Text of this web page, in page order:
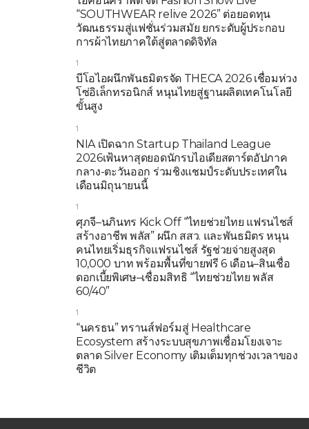
“SOUTHWEAR relive 2026” ต่อยอดทุน
วัฒนธรรมสู่แฟชั่นร่วมสมัย ยกระดับผู้ประกอบ
การผ้าไทยภาคใต้สู่ตลาดดิจิทัล
1
บีโอไอผนึกพันธมิตรจัด THECA 2026 เชื่อมห่วง
โซ่อิเล็กทรอนิกส์ หนุนไทยสู่ฐานผลิตเทคโนโลยี
ขั้นสูง
1
NIA เปิดฉาก Startup Thailand League
2026เฟ้นหาสุดยอดนักรบไอเดียสตาร์ตอัปภาค
กลาง-ตะวันออก ร่วมชิงแชมป์ระดับประเทศใน
เดือนมิถุนายนนี้
1
ศุภจี–นภินทร Kick Off “ไทยช่วยไทย แฟรนไชส์
สร้างอาชีพ พลัส” ผนึก สสว. และพันธมิตร หนุน
คนไทยเริ่มธุรกิจแฟรนไชส์ รัฐช่วยจ่ายสูงสุด
10,000 บาท พร้อมพื้นที่ขายฟรี 6 เดือน–สินเชื่อ
ดอกเบี้ยพิเศษ–เชื่อมสิทธิ “ไทยช่วยไทย พลัส
60/40”
1
“นครธน” ทรานส์ฟอร์มสู่ Healthcare
Ecosystem สร้างระบบสุขภาพเชื่อมโยงเจาะ
ตลาด Silver Economy เติมเต็มทุกช่วงเวลาของ
ชีวิต